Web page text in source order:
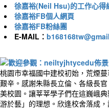
徐嘉裕(Neil Hsu)的工作心得
徐嘉裕FB個人網頁
徐嘉裕FB粉絲團
E-MAIL：
桃園市幸福國中建校初始，荒煙
艱辛。感謝朱縣長立倫、各級長
美校園。讓莘莘學子們在這巍峨
游於藝」的理想。欣逢校舍落成，